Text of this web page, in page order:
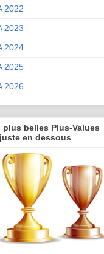
2022
2023
2024
2025
2026
plus belles Plus-Values
en dessous